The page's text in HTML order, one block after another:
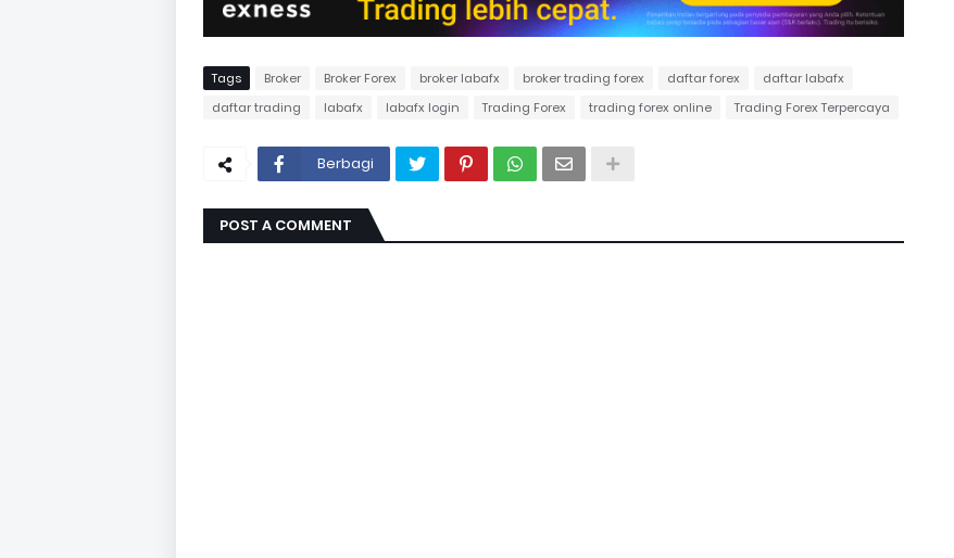
Tags Broker Broker Forex broker labafx broker trading forex daftar forex
daftar labafx
daftar trading
labafx labafx login Trading Forex trading forex online Trading Forex Terpercaya
Berbagi
POST A COMMENT